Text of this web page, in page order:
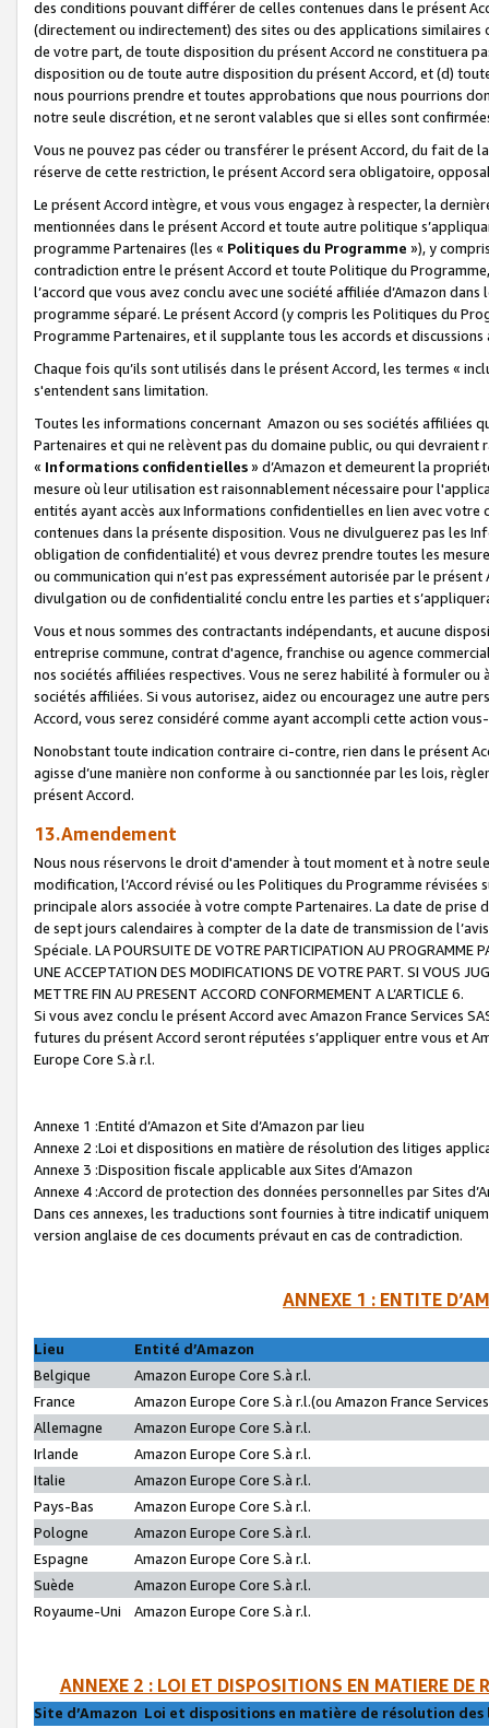
des conditions pouvant différer de celles contenues dans le présent
(directement ou indirectement) des sites ou des applications
de votre part, de toute disposition du présent Accord ne constituera
disposition ou de toute autre disposition du présent Accord, et (d)
nous pourrions prendre et toutes approbations que nous pourrions
notre seule discrétion, et ne seront valables que si elles sont
Vous ne pouvez pas céder ou transférer le présent Accord, du fait de
réserve de cette restriction, le présent Accord sera obligatoire,
Le présent Accord intègre, et vous vous engagez à respecter, la
mentionnées dans le présent Accord et toute autre politique
programme Partenaires (les « Politiques du Programme »), y
contradiction entre le présent Accord et toute Politique du
l’accord que vous avez conclu avec une société affiliée d’Amazon
programme séparé. Le présent Accord (y compris les Politiques du
Programme Partenaires, et il supplante tous les accords et discussions
Chaque fois qu’ils sont utilisés dans le présent Accord, les termes «
s'entendent sans limitation.
Toutes les informations concernant Amazon ou ses sociétés affiliées
Partenaires et qui ne relèvent pas du domaine public, ou qui
« Informations confidentielles» d’Amazon et demeurent la
mesure où leur utilisation est raisonnablement nécessaire pour
entités ayant accès aux Informations confidentielles en lien avec
contenues dans la présente disposition. Vous ne divulguerez pas les
obligation de confidentialité) et vous devrez prendre toutes les
ou communication qui n’est pas expressément autorisée par le
divulgation ou de confidentialité conclu entre les parties et
Vous et nous sommes des contractants indépendants, et aucune
entreprise commune, contrat d'agence, franchise ou agence
nos sociétés affiliées respectives. Vous ne serez habilité à formuler
sociétés affiliées. Si vous autorisez, aidez ou encouragez une autre
Accord, vous serez considéré comme ayant accompli cette action
Nonobstant toute indication contraire ci-contre, rien dans le présent
agisse d’une manière non conforme à ou sanctionnée par les lois,
présent Accord.
13.Amendement
Nous nous réservons le droit d'amender à tout moment et à notre
modification, l’Accord révisé ou les Politiques du Programme
principale alors associée à votre compte Partenaires. La date de
de sept jours calendaires à compter de la date de transmission de
Spéciale. LA POURSUITE DE VOTRE PARTICIPATION AU PROGRAMME
UNE ACCEPTATION DES MODIFICATIONS DE VOTRE PART. SI VOUS
METTRE FIN AU PRESENT ACCORD CONFORMEMENT A L’ARTICLE 6.
Si vous avez conclu le présent Accord avec Amazon France Services
futures du présent Accord seront réputées s’appliquer entre vous et
Europe Core S.à r.l.
Annexe 1 :Entité d’Amazon et Site d’Amazon par lieu
Annexe 2 :Loi et dispositions en matière de résolution des litiges
Annexe 3 :Disposition fiscale applicable aux Sites d’Amazon
Annexe 4 :Accord de protection des données personnelles par Sites
Dans ces annexes, les traductions sont fournies à titre indicatif
version anglaise de ces documents prévaut en cas de contradiction.
ANNEXE 1 : ENTITE
Lieu
Entité d’Amazon
Belgique
Amazon Europe Core S.à r.l.
France
Amazon Europe Core S.à r.l.(ou Amazon France
Allemagne
Amazon Europe Core S.à r.l.
Irlande
Amazon Europe Core S.à r.l.
Italie
Amazon Europe Core S.à r.l.
Pays-Bas
Amazon Europe Core S.à r.l.
Pologne
Amazon Europe Core S.à r.l.
Espagne
Amazon Europe Core S.à r.l.
Suède
Amazon Europe Core S.à r.l.
Royaume-Uni
Amazon Europe Core S.à r.l.
ANNEXE 2 : LOI ET DISPOSITIONS EN MATIERE DE
Site d’Amazon Loi et dispositions en matière de résolution